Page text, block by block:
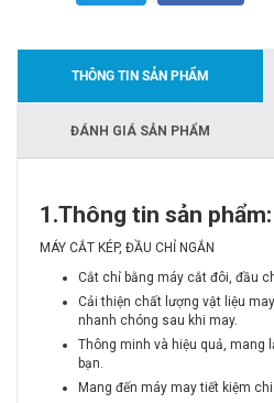
THÔNG TIN SẢN PHẨM
ĐÁNH GIÁ SẢN PHẨM
1.Thông tin sản phẩm:
MÁY CẮT KÉP, ĐẦU CHỈ NGẮN
Cắt chỉ bằng máy cắt đôi, đầu
Cải thiện chất lượng vật liệu
nhanh chóng sau khi may.
Thông minh và hiệu quả, mang
bạn.
Mang đến máy may tiết kiệm